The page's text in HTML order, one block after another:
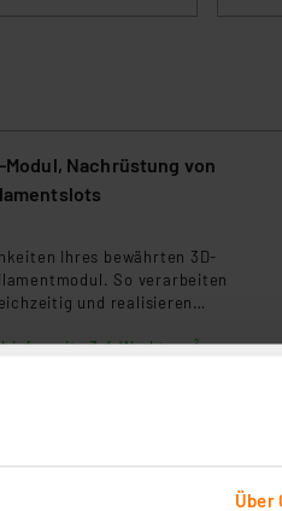
Über
Nachrüstung von
Ihres bewährten 3D-
So verarbeiten
und realisieren
3-4 Werktage²